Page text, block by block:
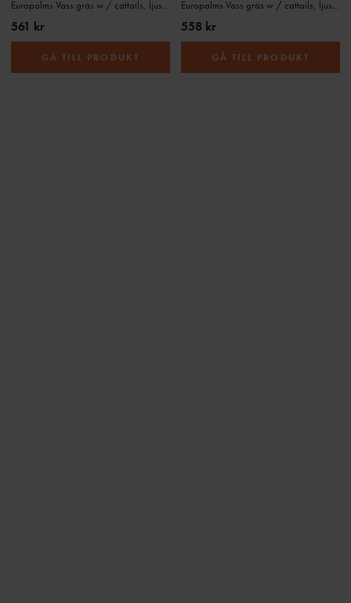
Europalms Vass gräs w / cattails, ljusgrön, 152cm
561 kr
GÅ TILL PRODUKT
Europalms Vass gräs w / cattails, ljusbrun, 152cm
558 kr
GÅ TILL PRODUKT